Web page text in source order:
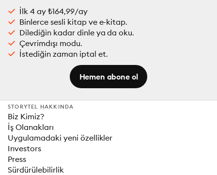
İlk 4 ay ₺164,99/ay
Binlerce sesli kitap ve e-kitap.
Dilediğin kadar dinle ya da oku.
Çevrimdışı modu.
İstediğin zaman iptal et.
Hemen abone ol
STORYTEL HAKKINDA
Biz Kimiz?
İş Olanakları
Uygulamadaki yeni özellikler
Investors
Press
Sürdürülebilirlik